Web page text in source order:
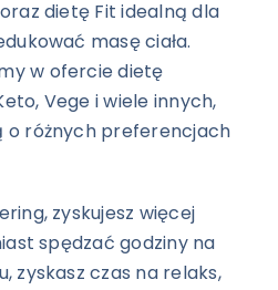
dietę Fit idealną dla
masę ciała.
w ofercie dietę
Vege i wiele innych,
o różnych preferencjach
zyskujesz więcej
spędzać godziny na
zyskasz czas na relaks,